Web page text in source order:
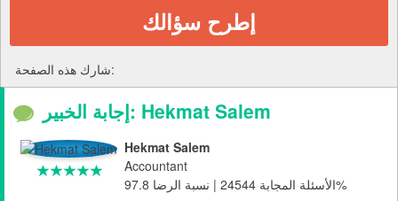
إطرح سؤالك
شارك هذه الصفحة:
إجابة الخبير: Hekmat Salem
Hekmat Salem
Accountant
الأسئلة المجابة 24544 | نسبة الرضا 97.8%